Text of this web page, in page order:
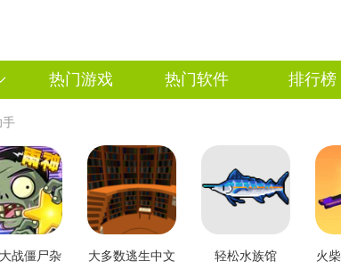
热门游戏 热门软件 排行榜
手
战僵尸杂 大多数逃生中文 轻松水族馆 火